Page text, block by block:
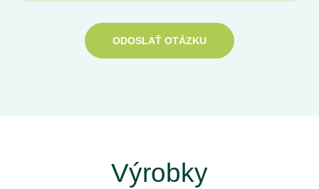
ODOSLAŤ OTÁZKU
Výrobky